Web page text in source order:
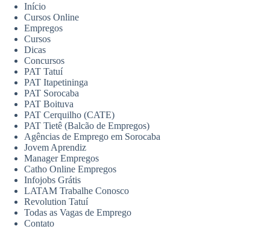
Início
Cursos Online
Empregos
Cursos
Dicas
Concursos
PAT Tatuí
PAT Itapetininga
PAT Sorocaba
PAT Boituva
PAT Cerquilho (CATE)
PAT Tietê (Balcão de Empregos)
Agências de Emprego em Sorocaba
Jovem Aprendiz
Manager Empregos
Catho Online Empregos
Infojobs Grátis
LATAM Trabalhe Conosco
Revolution Tatuí
Todas as Vagas de Emprego
Contato